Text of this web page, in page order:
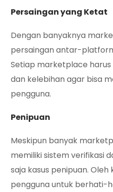
Persaingan yang Ketat
Dengan banyaknya
persaingan antar-
Setiap marketplace
dan kelebihan agar bisa
pengguna.
Penipuan
Meskipun banyak
memiliki sistem verifikasi
saja kasus penipuan.
pengguna untuk berhati-